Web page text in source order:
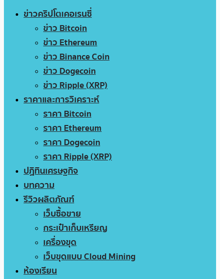
ข่าวคริปโตเคอเรนซี่
ข่าว Bitcoin
ข่าว Ethereum
ข่าว Binance Coin
ข่าว Dogecoin
ข่าว Ripple (XRP)
ราคาและการวิเคราะห์
ราคา Bitcoin
ราคา Ethereum
ราคา Dogecoin
ราคา Ripple (XRP)
ปฏิทินเศรษฐกิจ
บทความ
รีวิวผลิตภัณฑ์
เว็บซื้อขาย
กระเป๋าเก็บเหรียญ
เครื่องขุด
เว็บขุดแบบ Cloud Mining
ห้องเรียน